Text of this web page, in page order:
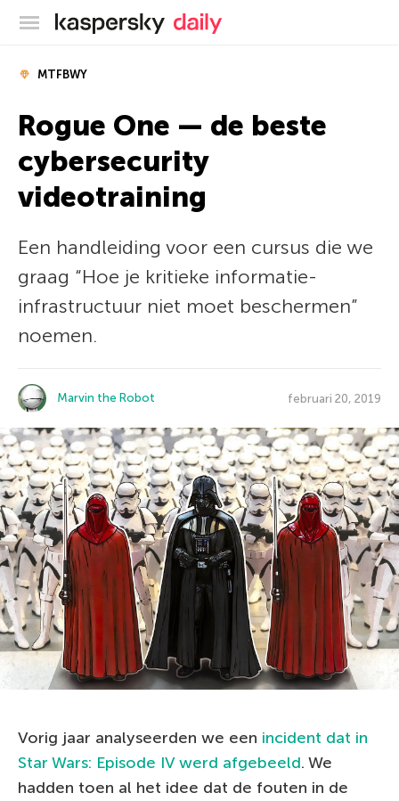
Kaspersky official blog
MTFBWY
Rogue One — de beste
cybersecurity
videotraining
Een handleiding voor een cursus die we
graag “Hoe je kritieke informatie-
infrastructuur niet moet beschermen”
noemen.
Marvin the Robot februari 20, 2019
Vorig jaar analyseerden we een incident dat in
Star Wars: Episode IV werd afgebeeld. We
hadden toen al het idee dat de fouten in de